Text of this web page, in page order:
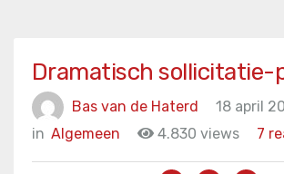
Dramatisch sollicitatie-
Bas van de Haterd
18 april
in Algemeen 4.830 views 7